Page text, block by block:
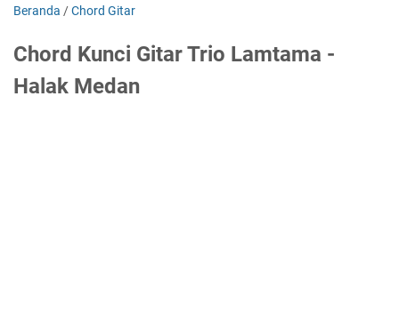
Beranda /Chord Gitar
Chord Kunci Gitar Trio Lamtama -
Halak Medan